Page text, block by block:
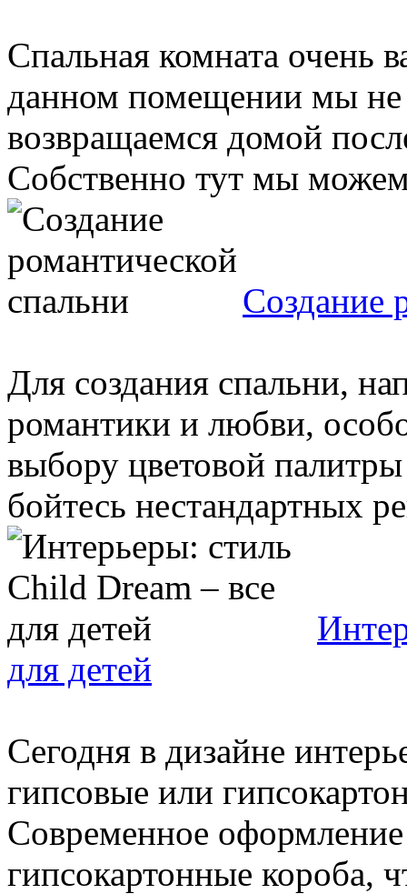
Спальная комната очень
данном помещении мы не
возвращаемся домой
Собственно тут мы
Создание
Для создания спальни,
романтики и любви,
выбору цветовой
бойтесь нестандартных
для детей
Сегодня в дизайне
гипсовые или
Современное
гипсокартонные короба,